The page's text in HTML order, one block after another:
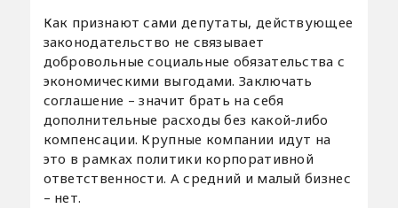
Как признают сами депутаты, действующее
законодательство не связывает
добровольные социальные обязательства с
экономическими выгодами. Заключать
соглашение – значит брать на себя
дополнительные расходы без какой-либо
компенсации. Крупные компании идут на
это в рамках политики корпоративной
ответственности. А средний и малый бизнес
– нет.